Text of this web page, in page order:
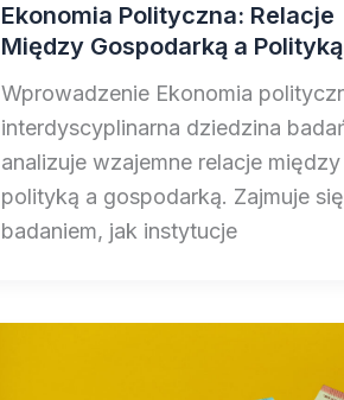
Ekonomia Polityczna: Relacje
Między Gospodarką a Polityką
Wprowadzenie Ekonomia
interdyscyplinarna dziedzina
analizuje wzajemne relacje między
polityką a gospodarką. Zajmuje się
badaniem, jak instytucje